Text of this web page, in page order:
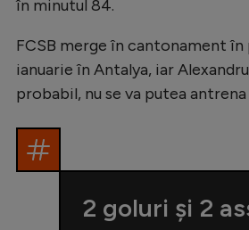
Handbal
Natație
Rugby
în minutul 84.
FCSB merge în cantonament în
ianuarie în Antalya, iar
probabil, nu se va putea
2 goluri și 2